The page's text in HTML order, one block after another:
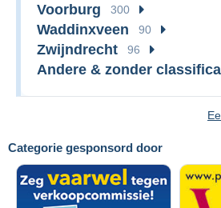
Categorie gesponsord door
Voorburg 300
Waddinxveen 90
Zwijndrecht 96
Andere & zonder